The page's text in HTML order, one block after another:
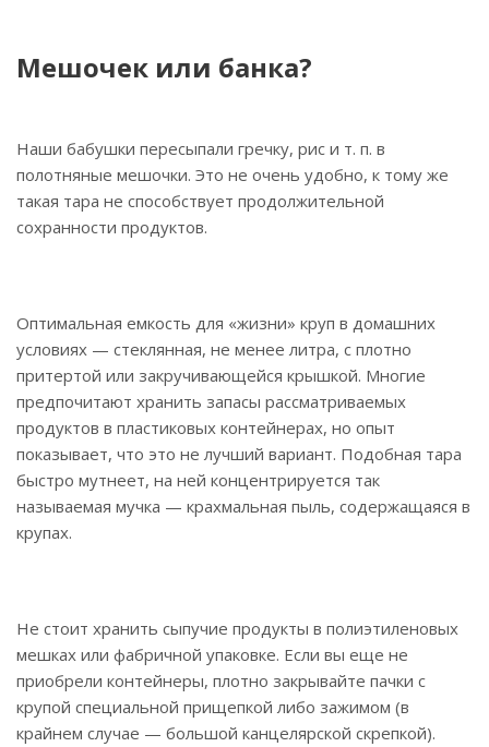
Мешочек или банка?
Наши бабушки пересыпали гречку, рис и т. п. в
полотняные мешочки. Это не очень удобно, к тому же
такая тара не способствует продолжительной
сохранности продуктов.
Оптимальная емкость для «жизни» круп в домашних
условиях — стеклянная, не менее литра, с плотно
притертой или закручивающейся крышкой. Многие
предпочитают хранить запасы рассматриваемых
продуктов в пластиковых контейнерах, но опыт
показывает, что это не лучший вариант. Подобная тара
быстро мутнеет, на ней концентрируется так
называемая мучка — крахмальная пыль, содержащаяся в
крупах.
Не стоит хранить сыпучие продукты в полиэтиленовых
мешках или фабричной упаковке. Если вы еще не
приобрели контейнеры, плотно закрывайте пачки с
крупой специальной прищепкой либо зажимом (в
крайнем случае — большой канцелярской скрепкой).